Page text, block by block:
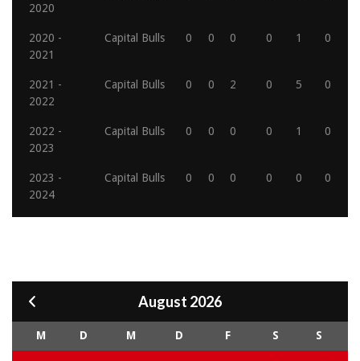
2020
2020 -
2021
Capital Bulls 0 0 0 0 1 0
2021 -
2022
Capital Bulls 0 0 2 0 5 0
2022 -
2023
Capital Bulls 0 0 0 0 1 0
2023 -
2024
Capital Bulls 0 0 0 0 0 0
August 2026
M D M D F S S